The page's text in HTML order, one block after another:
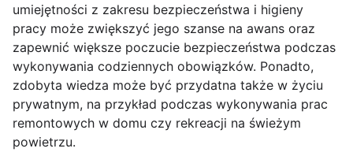
umiejętności z zakresu bezpieczeństwa i higieny
pracy może zwiększyć jego szanse na awans oraz
zapewnić większe poczucie bezpieczeństwa podczas
wykonywania codziennych obowiązków. Ponadto,
zdobyta wiedza może być przydatna także w życiu
prywatnym, na przykład podczas wykonywania prac
remontowych w domu czy rekreacji na świeżym
powietrzu.